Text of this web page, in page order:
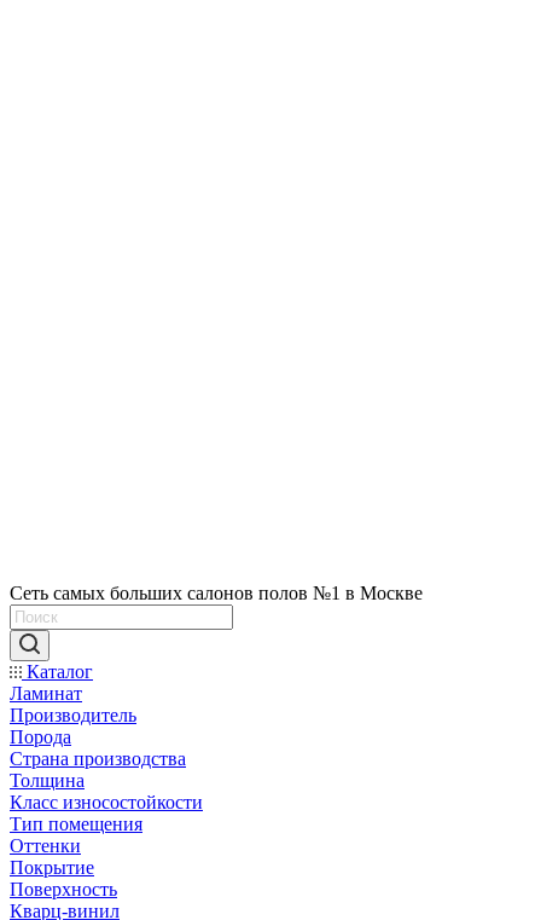
Сеть самых больших салонов полов №1 в Москве
Каталог
Ламинат
Производитель
Порода
Страна производства
Толщина
Класс износостойкости
Тип помещения
Оттенки
Покрытие
Поверхность
Кварц-винил